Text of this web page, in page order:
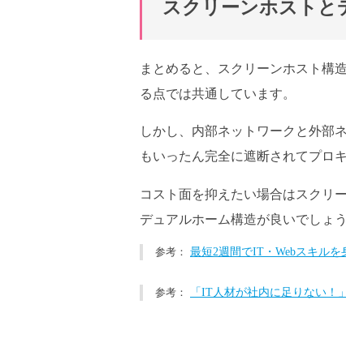
スクリーンホストと
まとめると、スクリーンホスト構
る点では共通しています。
しかし、内部ネットワークと外部
もいったん完全に遮断されてプロ
コスト面を抑えたい場合はスクリ
デュアルホーム構造が良いでしょう
最短2週間でIT・Webスキル
「IT人材が社内に足りない